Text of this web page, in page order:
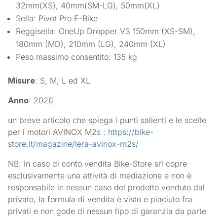
32mm(XS), 40mm(SM-LG), 50mm(XL)
Sella: Pivot Pro E-Bike
Reggisella: OneUp Dropper V3 150mm (XS-SM),
180mm (MD), 210mm (LG), 240mm (XL)
Peso massimo consentito: 135 kg
Misure: S, M, L ed XL
Anno: 2026
un breve articolo che spiega i punti salienti e le scelte
per i motori AVINOX M2s : https://bike-
store.it/magazine/lera-avinox-m2s/
NB: in caso di conto vendita Bike-Store srl copre
esclusivamente una attività di mediazione e non è
responsabile in nessun caso del prodotto venduto dal
privato, la formula di vendita è visto e piaciuto fra
privati e non gode di nessun tipo di garanzia da parte